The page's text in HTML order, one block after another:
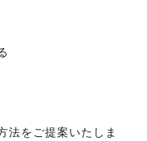
法をご提案いたしま